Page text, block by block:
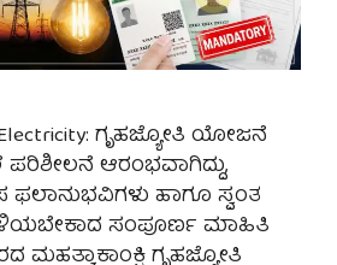
Electricity: ಗೃಹಜ್ಯೋತಿ ಯೋಜನೆ
ಆರಂಭವಾಗಿದ್ದು,
ಫಲಾನುಭವಿಗಳು ಹಾಗೂ ಸ್ವಂತ
ಸಂಪೂರ್ಣ ಮಾಹಿತಿ
ಮಹತ್ವಾಕಾಂಕ್ಷಿ ಗೃಹಜ್ಯೋತಿ